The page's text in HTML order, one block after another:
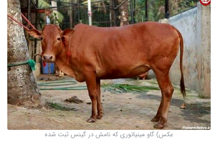
عکس) گاو مینیاتوری که نامش در گینس ثبت شده